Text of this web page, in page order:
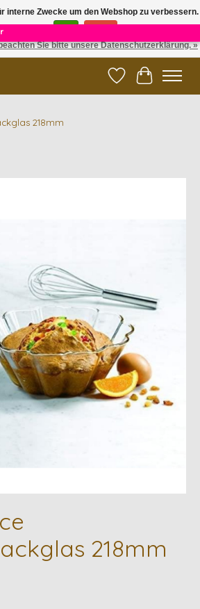
×
| ✓ 14 dagen retourneren
Wunschzettel
Ihr
218mm
218mm
interne Zwecke um den Webshop zu verbessern.
Ordnung?
Sie bitte unsere Datenschutzerklärung. »